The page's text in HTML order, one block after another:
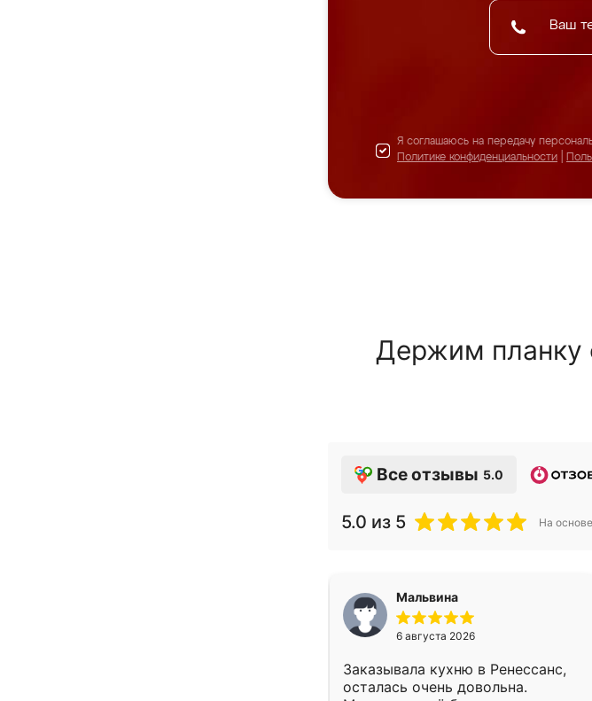
Я соглашаюсь на передачу
Политике конфиденциальности
Держим планку
Все отзывы 5.0
5.0 из 5 На основе
Мальвина
6 августа 2026
Заказывала кухню в Ренессанс,
осталась очень довольна.